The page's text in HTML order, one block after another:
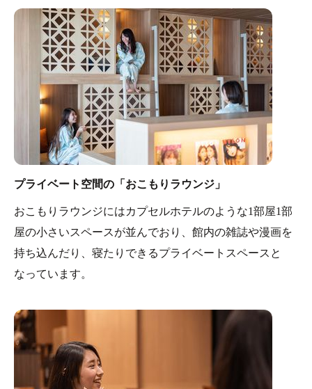
きのリクライニングチェアや無料でご利用いただける
マッサージチェアがあります。
プライベート空間の「おこもりラウンジ」
おこもりラウンジにはカプセルホテルのような1部屋1部
屋の小さいスペースが並んでおり、館内の雑誌や漫画を
持ち込んだり、寝たりできるプライベートスペースと
なっています。